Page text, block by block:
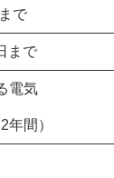
で
まで
電気
間）